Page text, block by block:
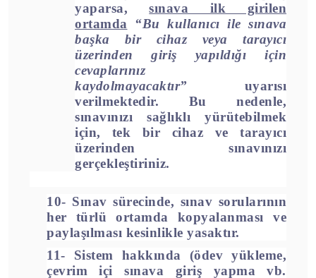
yaparsa,sınava ilk girilen
ortamda
“Bu kullanıcı ile sınava
başka bir cihaz veya tarayıcı
üzerinden giriş yapıldığı için
cevaplarınız
kaydolmayacaktır” uyarısı
verilmektedir. Bu nedenle,
sınavınızı sağlıklı yürütebilmek
için, tek bir cihaz ve tarayıcı
üzerinden sınavınızı
gerçekleştiriniz.
10- Sınav sürecinde, sınav sorularının
her türlü ortamda kopyalanması ve
paylaşılması kesinlikle yasaktır.
11- Sistem hakkında (ödev yükleme,
çevrim içi sınava giriş yapma vb.